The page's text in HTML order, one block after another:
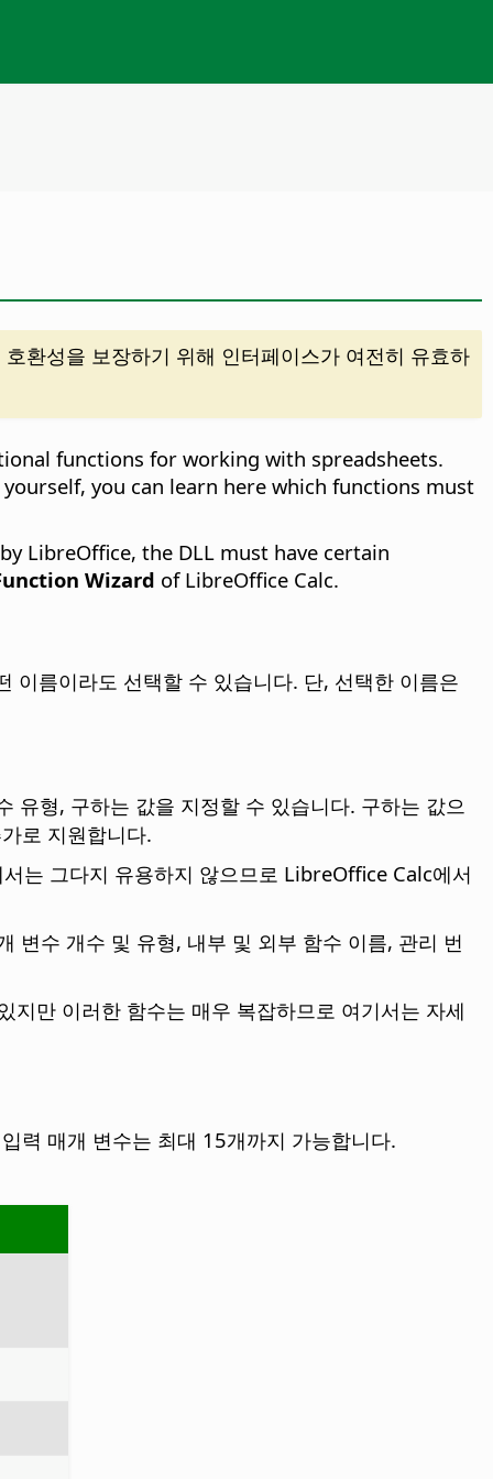
환성을 보장하기 위해 인터페이스가 여전히 유효하
functions for working with spreadsheets.
you can learn here which functions must
LibreOffice, the DLL must have certain
Wizard of LibreOffice Calc.
이름이라도 선택할 수 있습니다. 단, 선택한 이름은
형, 구하는 값을 지정할 수 있습니다. 구하는 값으
로 지원합니다.
는 그다지 유용하지 않으므로 LibreOffice Calc에서
변수 개수 및 유형, 내부 및 외부 함수 이름, 관리 번
만 이러한 함수는 매우 복잡하므로 여기서는 자세
력 매개 변수는 최대 15개까지 가능합니다.